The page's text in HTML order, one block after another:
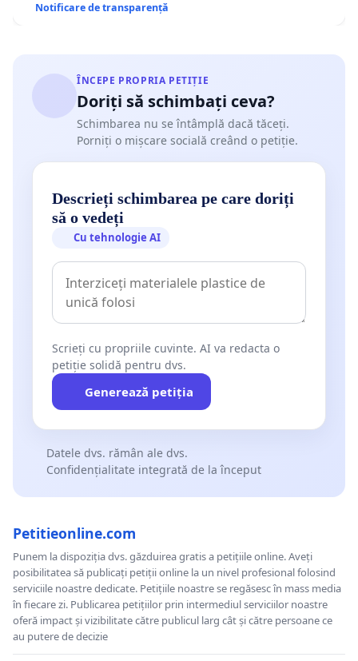
Notificare de transparență
ÎNCEPE PROPRIA PETIȚIE
Doriți să schimbați ceva?
Schimbarea nu se întâmplă dacă tăceți.
Porniți o mișcare socială creând o petiție.
Descrieți schimbarea pe care doriți
să o vedeți
Cu tehnologie AI
Scrieți cu propriile cuvinte. AI va redacta o
petiție solidă pentru dvs.
Generează petiția
Datele dvs. rămân ale dvs.
Confidențialitate integrată de la început
Petitieonline.com
Punem la dispoziția dvs. găzduirea gratis a petițiile online. Aveți
posibilitatea să publicați petiții online la un nivel profesional folosind
serviciile noastre dedicate. Petițiile noastre se regăsesc în mass media
în fiecare zi. Publicarea petițiilor prin intermediul serviciilor noastre
oferă impact și vizibilitate către publicul larg cât și către persoane ce
au putere de decizie